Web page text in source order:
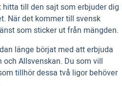
till den sajt som erbjuder dig
När det kommer till svensk
som sticker ut från mängden.
länge börjat med att erbjuda
Allsvenskan. Du som vill
tillhör dessa två ligor behöver